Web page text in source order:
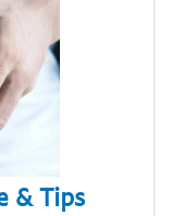
& Tips